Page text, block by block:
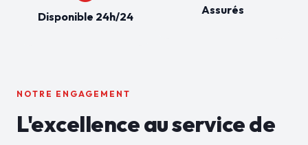
Disponible 24h/24 Assurés
NOTRE ENGAGEMENT
L'excellence au service de